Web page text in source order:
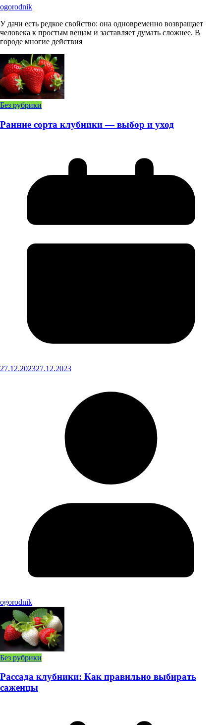
ogorodnik
У дачи есть редкое свойство: она одновременно возвращает
человека к простым вещам и заставляет думать сложнее. В
городе многие действия
Без рубрики
Ранние сорта клубники — выбор и уход
27.12.202327.12.2023
ogorodnik
Без рубрики
Рассада клубники: Как правильно выбирать
саженцы